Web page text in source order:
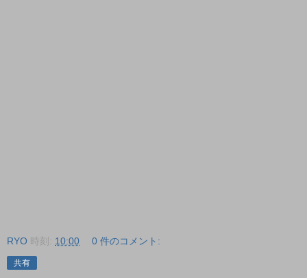
RYO 時刻: 10:00 0 件のコメント:
共有